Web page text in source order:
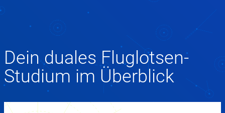
Dein duales Fluglotsen-
Studium im Überblick